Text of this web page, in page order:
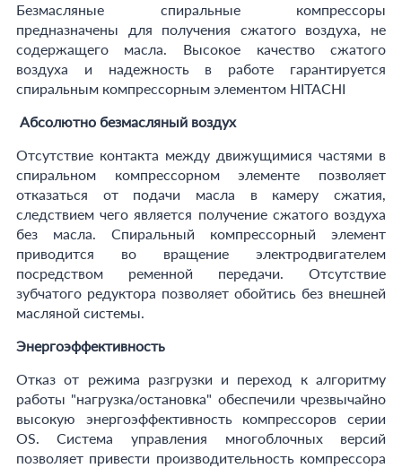
Безмасляные спиральные компрессоры
предназначены для получения сжатого воздуха, не
содержащего масла. Высокое качество сжатого
воздуха и надежность в работе гарантируется
спиральным компрессорным элементом HITACHI
Абсолютно безмасляный воздух
Отсутствие контакта между движущимися частями в
спиральном компрессорном элементе позволяет
отказаться от подачи масла в камеру сжатия,
следствием чего является получение сжатого воздуха
без масла. Спиральный компрессорный элемент
приводится во вращение электродвигателем
посредством ременной передачи. Отсутствие
зубчатого редуктора позволяет обойтись без внешней
масляной системы.
Энергоэффективность
Отказ от режима разгрузки и переход к алгоритму
работы "нагрузка/остановка" обеспечили чрезвычайно
высокую энергоэффективность компрессоров серии
OS. Система управления многоблочных версий
позволяет привести производительность компрессора